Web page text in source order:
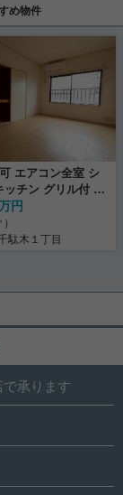
め物件
エアコン全室 シ
ッチン グリル付 バ
円
駄木１丁目
承ります